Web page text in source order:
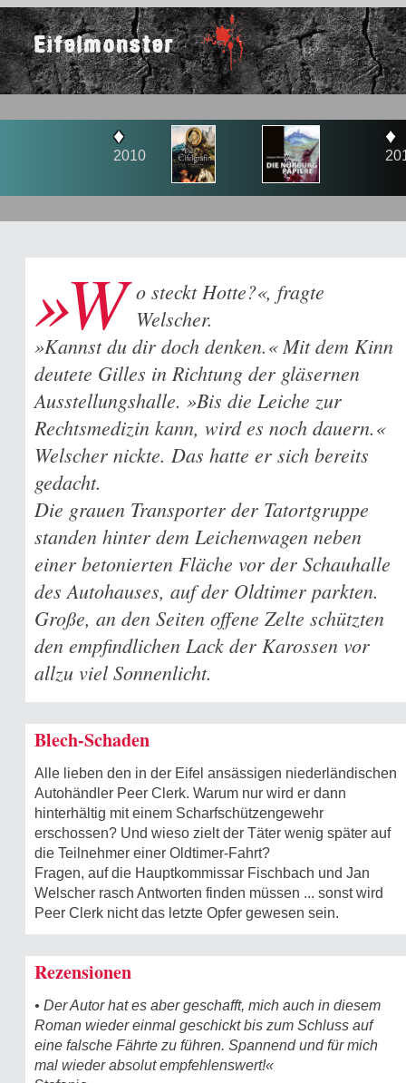
Eifelmonster
♦
2011
»W o steckt Hotte?«, fragte
Welscher.
»Kannst du dir doch denken.« Mit dem Kinn
deutete Gilles in Richtung der gläsernen
Ausstellungshalle. »Bis die Leiche zur
Rechtsmedizin kann, wird es noch dauern.«
Welscher nickte. Das hatte er sich bereits
gedacht.
Die grauen Transporter der Tatortgruppe
standen hinter dem Leichenwagen neben
einer betonierten Fläche vor der Schauhalle
des Autohauses, auf der Oldtimer parkten.
Große, an den Seiten offene Zelte schützten
den empfindlichen Lack der Karossen vor
allzu viel Sonnenlicht.
Blech-Schaden
Alle lieben den in der Eifel ansässigen niederländischen
Autohändler Peer Clerk. Warum nur wird er dann
hinterhältig mit einem Scharfschützengewehr
erschossen? Und wieso zielt der Täter wenig später auf
die Teilnehmer einer Oldtimer-Fahrt?
Fragen, auf die Hauptkommissar Fischbach und Jan
Welscher rasch Antworten finden müssen ... sonst wird
Peer Clerk nicht das letzte Opfer gewesen sein.
Rezensionen
• Der Autor hat es aber geschafft, mich auch in diesem
Roman wieder einmal geschickt bis zum Schluss auf
eine falsche Fährte zu führen. Spannend und für mich
mal wieder absolut empfehlenswert!«